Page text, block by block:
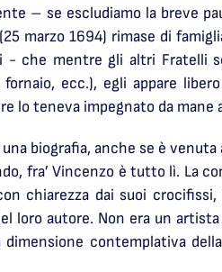
– se escludiamo la breve
marzo 1694) rimase di
- che mentre gli altri
ecc.), egli appare
lo teneva impegnato da mane
biografia, anche se è
fra’ Vincenzo è tutto lì. La
chiarezza dai suoi
loro autore. Non era un
contemplativa